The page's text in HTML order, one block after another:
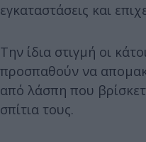
εγκαταστάσεις και
Την ίδια στιγμή οι
προσπαθούν να
από λάσπη που
σπίτια τους.